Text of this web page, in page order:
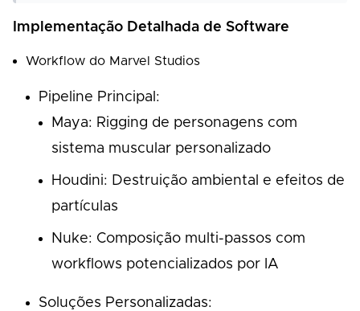
Implementação Detalhada de Software
Workflow do Marvel Studios
Pipeline Principal:
Maya: Rigging de personagens com
sistema muscular personalizado
Houdini: Destruição ambiental e efeitos de
partículas
Nuke: Composição multi-passos com
workflows potencializados por IA
Soluções Personalizadas: